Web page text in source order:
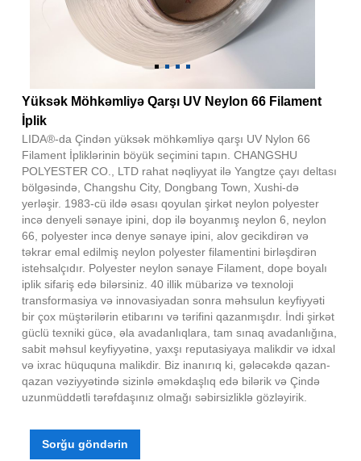
Yüksək Möhkəmliyə Qarşı UV Neylon 66 Filament
İplik
LIDA®-da Çindən yüksək möhkəmliyə qarşı UV Nylon 66
Filament İpliklərinin böyük seçimini tapın. CHANGSHU
POLYESTER CO., LTD rahat nəqliyyat ilə Yangtze çayı deltası
bölgəsində, Changshu City, Dongbang Town, Xushi-də
yerləşir. 1983-cü ildə əsası qoyulan şirkət neylon polyester
incə denyeli sənaye ipini, dop ilə boyanmış neylon 6, neylon
66, polyester incə denye sənaye ipini, alov gecikdirən və
təkrar emal edilmiş neylon polyester filamentini birləşdirən
istehsalçıdır. Polyester neylon sənaye Filament, dope boyalı
iplik sifariş edə bilərsiniz. 40 illik mübarizə və texnoloji
transformasiya və innovasiyadan sonra məhsulun keyfiyyəti
bir çox müştərilərin etibarını və tərifini qazanmışdır. İndi şirkət
güclü texniki gücə, əla avadanlıqlara, tam sınaq avadanlığına,
sabit məhsul keyfiyyətinə, yaxşı reputasiyaya malikdir və idxal
və ixrac hüququna malikdir. Biz inanırıq ki, gələcəkdə qazan-
qazan vəziyyətində sizinlə əməkdaşlıq edə bilərik və Çində
uzunmüddətli tərəfdaşınız olmağı səbirsizliklə gözləyirik.
Sorğu göndərin